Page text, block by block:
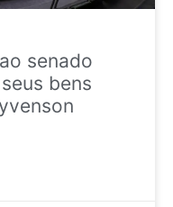
senado
bens